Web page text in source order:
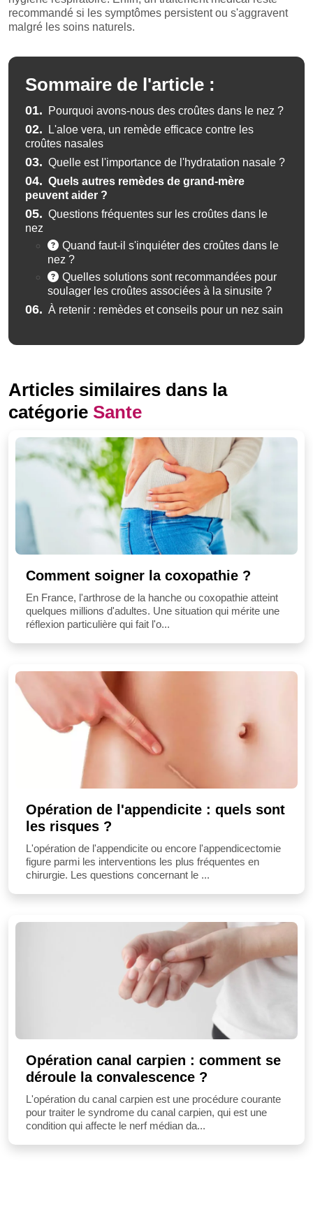
recommandé si les symptômes persistent ou s'aggravent
malgré les soins naturels.
Sommaire de l'article :
01. Pourquoi avons-nous des croûtes dans le nez ?
02.
L'aloe vera, un remède efficace contre les
croûtes nasales
03. Quelle est l'importance de l'hydratation nasale ?
04. Quels autres remèdes de grand-mère
peuvent aider ?
05. Questions fréquentes sur les croûtes dans le
nez
Quand faut-il s'inquiéter des croûtes dans le
nez ?
Quelles solutions sont recommandées pour
soulager les croûtes associées à la sinusite ?
06. À retenir : remèdes et conseils pour un nez sain
Articles similaires dans la
catégorie Sante
Comment soigner la coxopathie ?
En France, l'arthrose de la hanche ou coxopathie atteint
quelques millions d'adultes. Une situation qui mérite une
réflexion particulière qui fait l'o...
Opération de l'appendicite : quels sont
les risques ?
L'opération de l'appendicite ou encore l'appendicectomie
figure parmi les interventions les plus fréquentes en
chirurgie. Les questions concernant le ...
Opération canal carpien : comment se
déroule la convalescence ?
L'opération du canal carpien est une procédure courante
pour traiter le syndrome du canal carpien, qui est une
condition qui affecte le nerf médian da...